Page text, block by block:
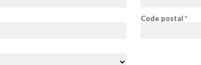
Code postal*